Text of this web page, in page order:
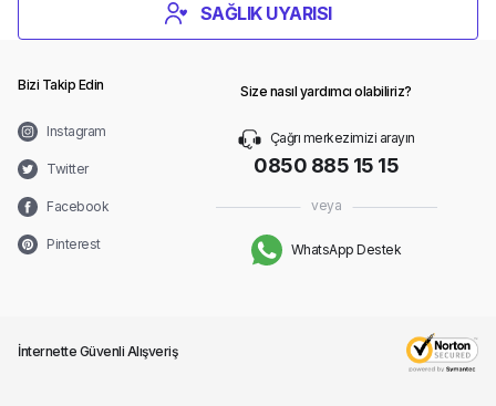
SAĞLIK UYARISI
Bizi Takip Edin
Instagram
Twitter
Facebook
Pinterest
Size nasıl yardımcı olabiliriz?
Çağrı merkezimizi arayın
0850 885 15 15
veya
WhatsApp Destek
İnternette Güvenli Alışveriş